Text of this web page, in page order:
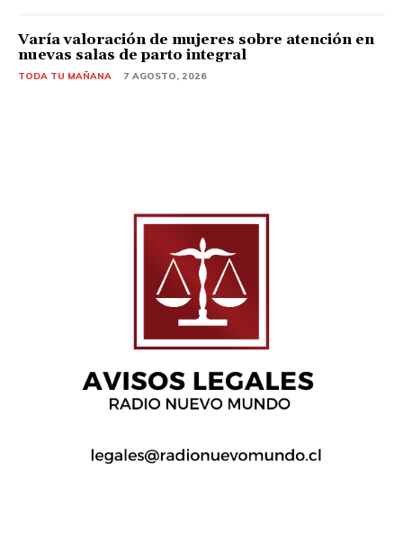
Varía valoración de mujeres sobre atención en
nuevas salas de parto integral
TODA TU MAÑANA 7 AGOSTO, 2026